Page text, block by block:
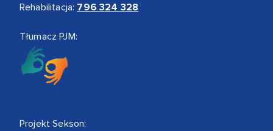
Rehabilitacja: 796 324 328
Tłumacz PJM:
Projekt Sekson: